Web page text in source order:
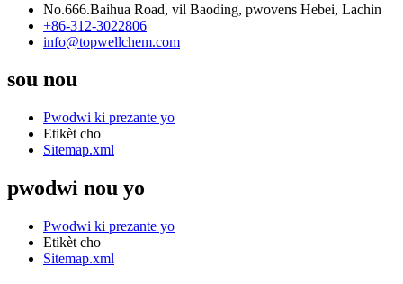
No.666.Baihua Road, vil Baoding, pwovens Hebei, Lachin
+86-312-3022806
info@topwellchem.com
sou nou
Pwodwi ki prezante yo
Etikèt cho
Sitemap.xml
pwodwi nou yo
Pwodwi ki prezante yo
Etikèt cho
Sitemap.xml